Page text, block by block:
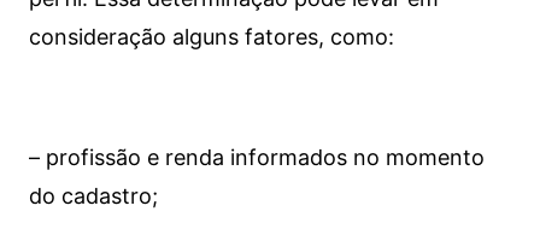
consideração alguns fatores, como:
– profissão e renda informados no momento
do cadastro;